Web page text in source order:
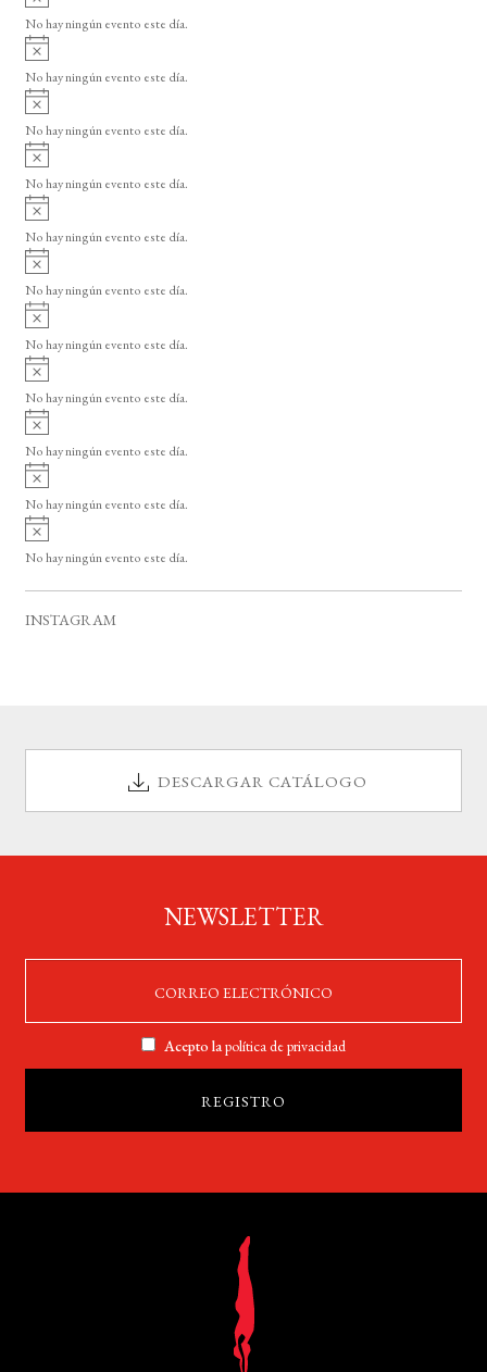
o
v
i
o
No hay ningún evento este día.
A
v
i
o
No hay ningún evento este día.
A
v
i
o
No hay ningún evento este día.
A
v
i
o
No hay ningún evento este día.
A
v
i
o
No hay ningún evento este día.
A
v
i
o
No hay ningún evento este día.
A
v
i
o
No hay ningún evento este día.
A
v
i
o
No hay ningún evento este día.
A
v
i
o
No hay ningún evento este día.
A
v
i
o
No hay ningún evento este día.
A
v
i
No hay ningún evento este día.
INSTAGRAM
DESCARGAR CATÁLOGO
NEWSLETTER
Acepto lapolítica de privacidad